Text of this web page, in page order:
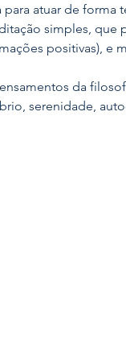
atuar de forma
simples,
positivas), e
da
serenidade,